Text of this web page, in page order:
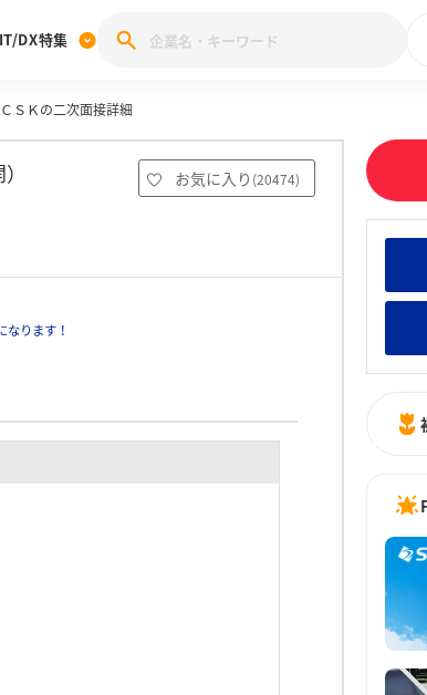
記投稿キャンペーン
職ブランド調査
みんなの新卒就職人気企業
DX特集
28卒 IT・DX現場社員イン
ＳＫの二次面接詳細
お気に入り (20474)
ります！